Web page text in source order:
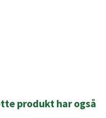
produkt har også